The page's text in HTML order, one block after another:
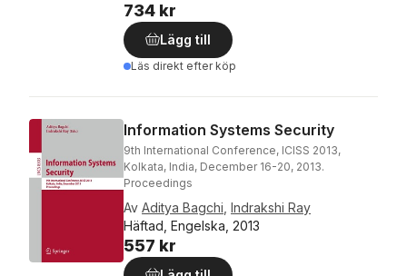
734 kr
Lägg till
Läs direkt efter köp
Information Systems Security
9th International Conference, ICISS 2013,
Kolkata, India, December 16-20, 2013.
Proceedings
Av Aditya Bagchi Indrakshi Ray
Häftad, Engelska, 2013
557 kr